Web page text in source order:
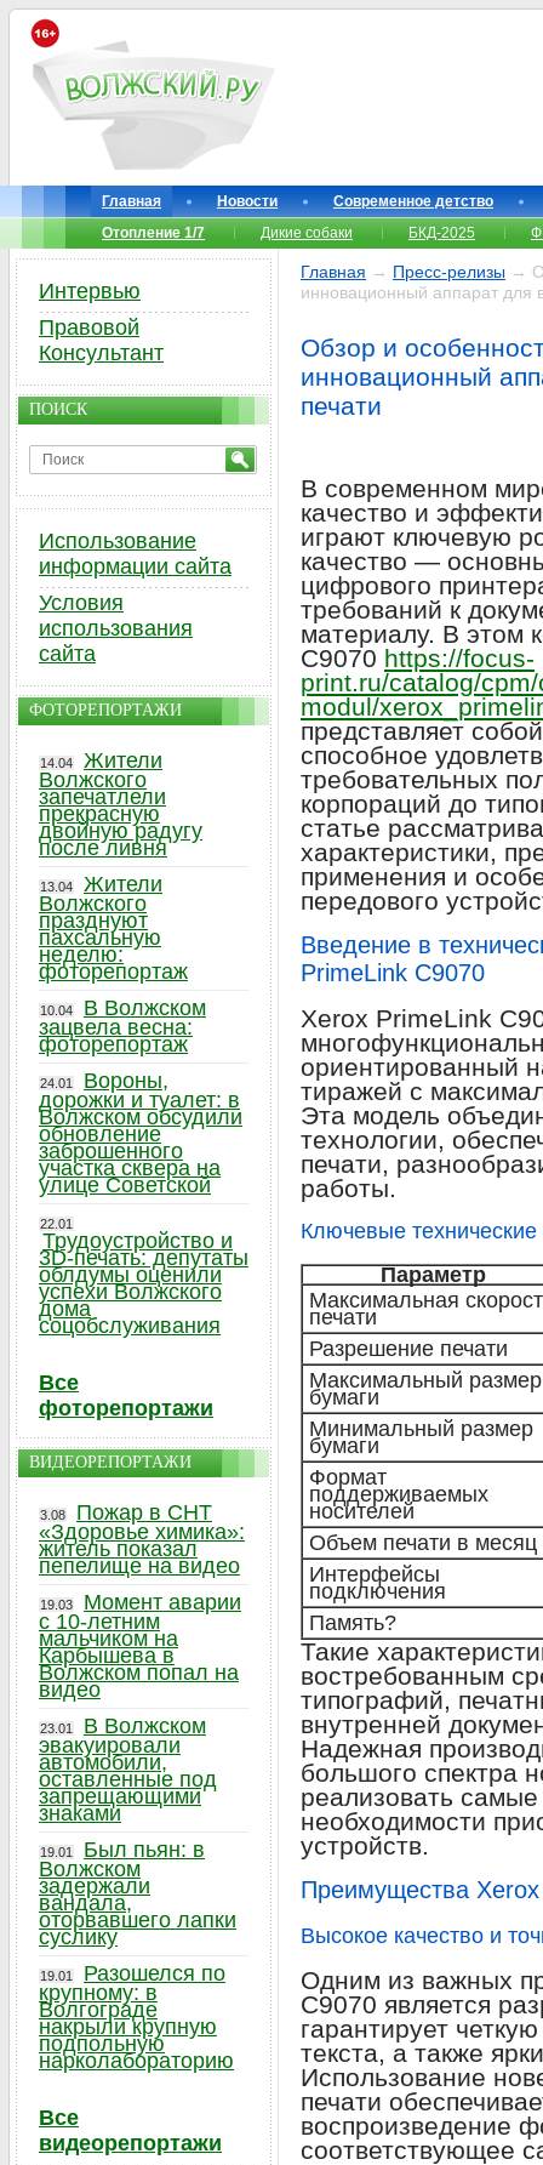
Главная Новости
Современное детство
Отопление 1/7
Дикие собаки БКД-2025
Главная → Пресс-релизы →
инновационный аппарат для
Обзор и
инновационный
печати
В современном
качество и
играют ключевую
качество —
цифрового
требований к
материалу. В этом
C9070 https://focus-
print.ru/catalog/
modul/
представляет
способное
требовательных
корпораций до
статье
характеристики,
применения и
передового
Введение в
PrimeLink C9070
Xerox PrimeLink
ориентированный
тиражей с
Эта модель
технологии,
печати,
работы.
Ключевые технические
Параметр
Максимальная
печати
Разрешение печати
Максимальный размер
бумаги
Минимальный размер
бумаги
Формат
поддерживаемых
носителей
Объем печати в месяц
Интерфейсы
подключения
Память?
Такие
востребованным
типографий,
внутренней
Надежная
большого спектра
реализовать
необходимости
устройств.
Преимущества
Высокое качество и
Одним из важных
C9070 является
гарантирует
текста, а также
Использование
печати
воспроизведение
соответствующее
Интервью
Правовой
Консультант
ПОИСК
Использование
информации сайта
Условия
использования
сайта
ФОТОРЕПОРТАЖИ
14.04
Жители
Волжского
запечатлели
прекрасную
двойную радугу
после ливня
13.04
Жители
Волжского
празднуют
пахсальную
неделю:
фоторепортаж
10.04
В Волжском
зацвела весна:
фоторепортаж
24.01
Вороны,
дорожки и туалет: в
Волжском обсудили
обновление
заброшенного
участка сквера на
улице Советской
22.01
Трудоустройство и
3D-печать: депутаты
облдумы оценили
успехи Волжского
дома
соцобслуживания
Все
фоторепортажи
ВИДЕОРЕПОРТАЖИ
3.08
Пожар в СНТ
«Здоровье химика»:
житель показал
пепелище на видео
19.03
Момент аварии
с 10-летним
мальчиком на
Карбышева в
Волжском попал на
видео
23.01
В Волжском
эвакуировали
автомобили,
оставленные под
запрещающими
знаками
19.01
Был пьян: в
Волжском
задержали
вандала,
оторвавшего лапки
суслику
19.01
Разошелся по
крупному: в
Волгограде
накрыли крупную
подпольную
нарколабораторию
Все
видеорепортажи